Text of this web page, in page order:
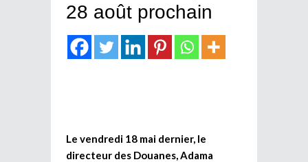
28 août prochain
Le vendredi 18 mai dernier, le
directeur des Douanes, Adama